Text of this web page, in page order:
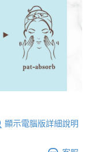
顯示電腦版詳細說明